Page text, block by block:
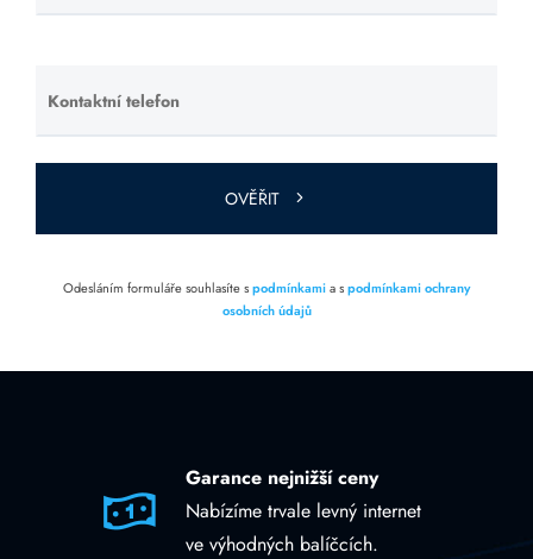
toto pole
Kontaktní telefon
Ponechte
toto pole
prázdné.
OVĚŘIT
Odesláním formuláře souhlasíte spodmínkamia spodmínkami ochrany
osobních údajů
Garance nejnižší ceny
Nabízíme trvale levný internet
ve výhodných balíčcích.